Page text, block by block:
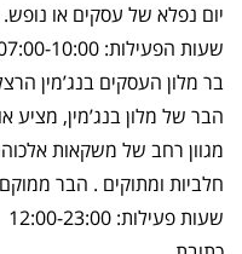
יום נפלא של עסקים או נופש.
שעות הפעילות: 07:00-10:00
בר מלון העסקים בנג’מין
הבר של מלון בנג’מין, מציע
מגוון רחב של משקאות
חלביות ומתוקים . הבר
שעות פעילות: 12:00-23:00